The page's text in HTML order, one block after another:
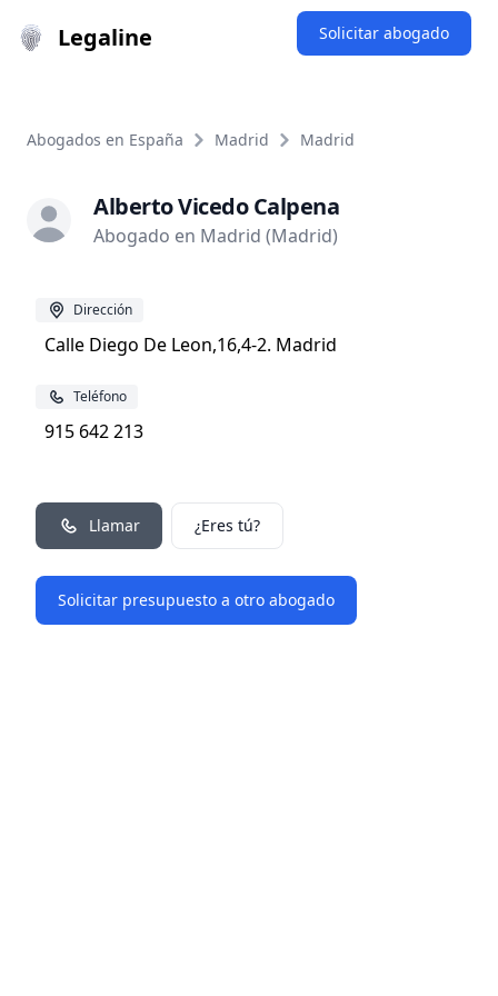
Legaline Solicitar abogado
Abogados en España Madrid Madrid
Alberto Vicedo Calpena
Abogado en Madrid (Madrid)
Dirección
Calle Diego De Leon,16,4-2. Madrid
Teléfono
915 642 213
Llamar ¿Eres tú?
Solicitar presupuesto a otro abogado